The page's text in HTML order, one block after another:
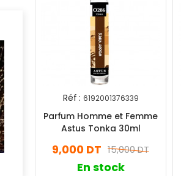
Réf : 6192001376339
Parfum Homme et Femme
Astus Tonka 30ml
15,000 DT
9,000 DT
En stock